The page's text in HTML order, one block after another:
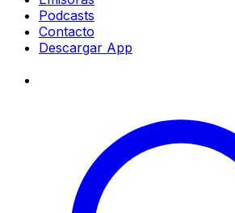
Podcasts
Contacto
Descargar App